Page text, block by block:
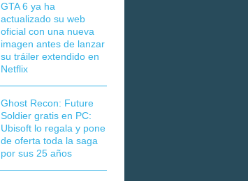
GTA 6 ya ha
actualizado su web
oficial con una nueva
imagen antes de lanzar
su tráiler extendido en
Netflix
Ghost Recon: Future
Soldier gratis en PC:
Ubisoft lo regala y pone
de oferta toda la saga
por sus 25 años